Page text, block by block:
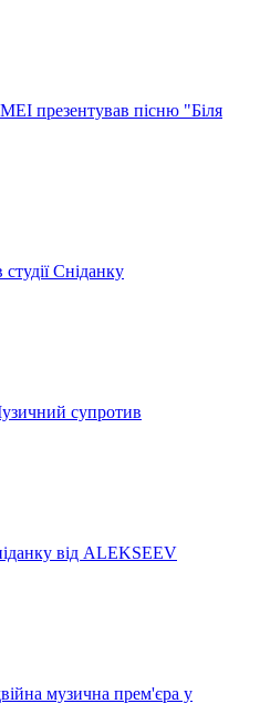
презентував пісню "Біля
Сніданку
супротив
від ALEKSEEV
музична прем'єра у